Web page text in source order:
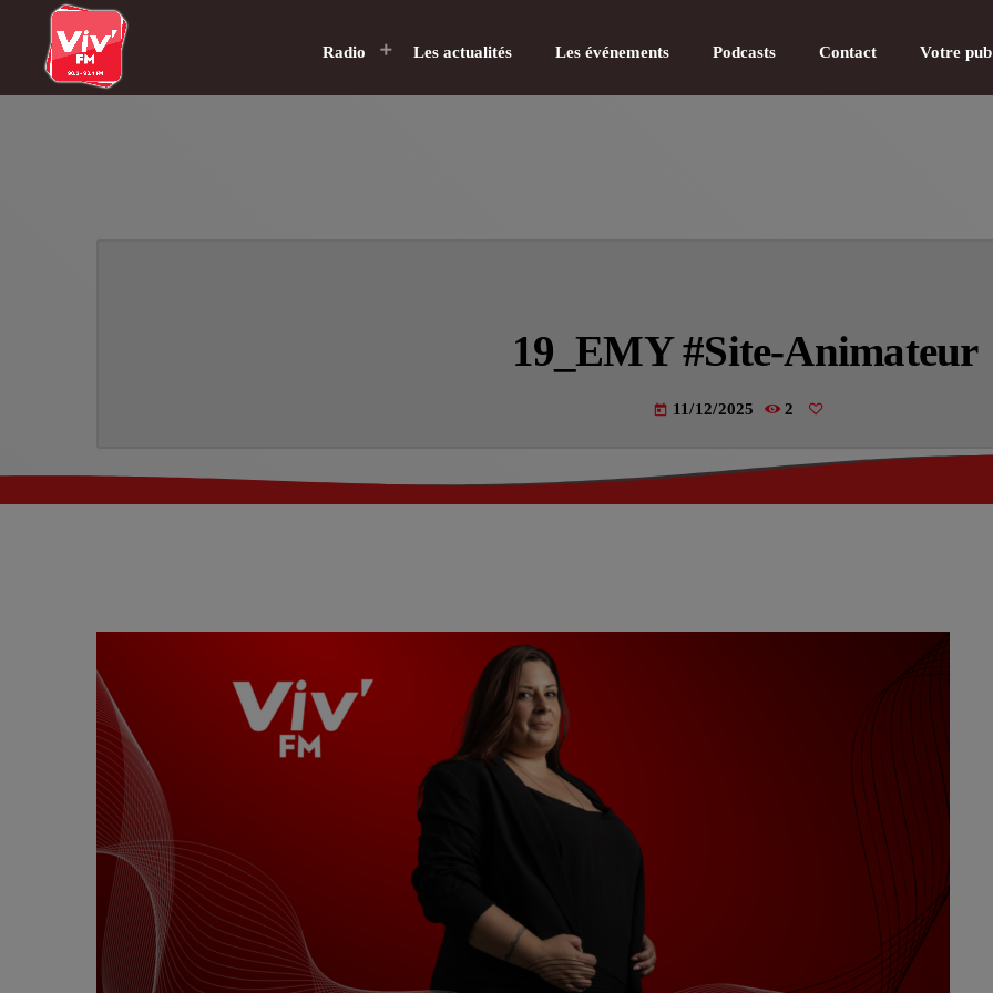
Radio Les actualités Les événements Podcasts Contact Votre
La
19_EMY #Site-Animateur
today 11/12/2025 2